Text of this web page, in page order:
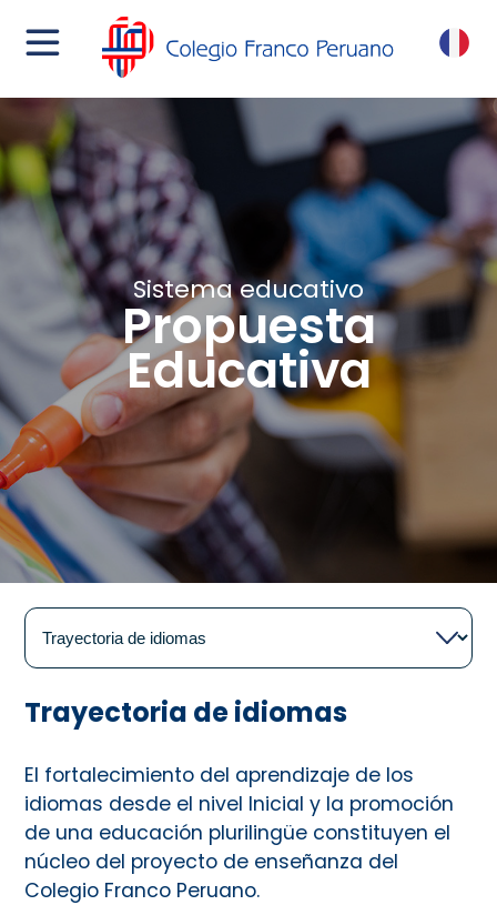
menu FR
Sistema educativo
Propuesta
Educativa
Trayectoria de idiomas
El fortalecimiento del aprendizaje de los
idiomas desde el nivel Inicial y la promoción
de una educación plurilingüe constituyen el
núcleo del proyecto de enseñanza del
Colegio Franco Peruano.